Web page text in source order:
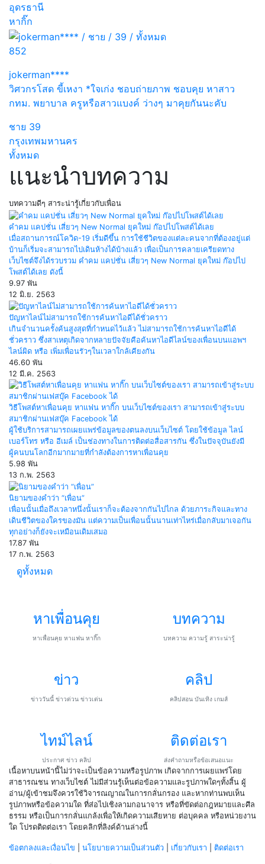
อุดรธานี
หากิ๊ก
852
jokerman****
วิศวกรโสด ขี้เหงา *ใจเก่ง ชอบถ่ายภาพ ชอบคุย หาสาว
กทม. พยาบาล ครูหรือสาวแบงค์ ว่างๆ มาคุยกันนะคับ
ชาย 39
กรุงเทพมหานคร
ทั้งหมด
แนะนำบทความ
บทความดีๆ สาระน่ารู้เกี่ยวกับเพื่อน
คำคม แคปชั่น เสี่ยวๆ New Normal ยุคใหม่ ก๊อปไปโพสต์ได้เลย
เมื่อสถานการณ์โควิด-19 เริ่มดีขึ้น การใช้ชีวิตของแต่ละคนจากที่ต้องอยู่แต่
บ้านก็เริ่มจะสามารถไปเดินห้างได้บ้างแล้ว เพื่อเป็นการคลายเครียดทาง
เว็บไซต์จึงได้รวบรวม คำคม แคปชั่น เสี่ยวๆ New Normal ยุคใหม่ ก๊อปไป
โพสต์ได้เลย ดังนี้
9.97 พัน
12 มิ.ย. 2563
ปัญหาไลน์ไม่สามารถใช้การค้นหาไอดีได้ชั่วคราว
เกินจำนวนครั้งค้นสูงสุดที่กำหนดไว้แล้ว ไม่สามารถใช้การค้นหาไอดีได้
ชั่วคราว ซึ่งสาเหตุเกิดจากหลายปัจจัยคือค้นหาไอดีไลน์ของเพื่อนบนแอพฯ
ไลน์ผิด หรือ เพิ่มเพื่อนรัวๆในเวลาใกล้เคียงกัน
46.60 พัน
12 มี.ค. 2563
วิธีโพสต์หาเพื่อนคุย หาแฟน หากิ๊ก บนเว็บไซต์ของเรา สามารถเข้าสู่ระบบ
สมาชิกผ่านเฟสบุ๊ค Facebook ได้
ผู้ใช้บริการสามารถเผยแพร่ข้อมูลของตนลงบนเว็บไซต์ โดยใช้ข้อมูล ไลน์
เบอร์โทร หรือ อีเมล์ เป็นช่องทางในการติดต่อสื่อสารกัน ซึ่งในปัจจุบันยังมี
ผู้คนบนโลกอีกมากมายที่กำลังต้องการหาเพื่อนคุย
5.98 พัน
13 ก.พ. 2563
นิยามของคำว่า “เพื่อน”
เพื่อนนั้นเมื่อถึงเวลาหนึ่งนั้นเราก็จะต้องจากกันไปไกล ด้วยภาระกิจและทาง
เดินชีวิตของใครของมัน แต่ความเป็นเพื่อนนั้นนานเท่าไหร่เมื่อกลับมาเจอกัน
ทุกอย่างก็ยังจะเหมือนเดิมเสมอ
17.87 พัน
17 ก.พ. 2563
ดูทั้งหมด
หาเพื่อนคุย
หาเพื่อนคุย หาแฟน หากิ๊ก
บทความ
บทความ ความรู้ สาระน่ารู้
ข่าว
ข่าววันนี้ ข่าวด่วน ข่าวเด่น
คลิป
คลิปสอน บันเทิง เกมส์
ไทม์ไลน์
ประกาศ ข่าว คลิป
ติดต่อเรา
ส่งคำถามหรือข้อเสนอแนะ
เนื้อหาบนหน้านี้ไม่ว่าจะเป็นข้อความหรือรูปภาพ เกิดจากการเผยแพร่โดย
สาธารณชน ทางเว็บไซต์ ไม่มีส่วนรู้เห็นต่อข้อความและรูปภาพใดๆทั้งสิ้น ผู้
อ่าน/ผู้เข้าชมจึงควรใช้วิจารณญาณในการกลั่นกรอง และหากท่านพบเห็น
รูปภาพหรือข้อความใด ที่ส่อไปเชิงลามกอนาจาร หรือที่ขัดต่อกฎหมายและศีล
ธรรม หรือเป็นการกลั่นแกล้งเพื่อให้เกิดความเสียหาย ต่อบุคคล หรือหน่วยงาน
ใด โปรดติดต่อเรา โดยคลิกที่ลิงค์ด้านล่างนี้
ข้อตกลงและเงื่อนไข นโยบายความเป็นส่วนตัว เกี่ยวกับเรา ติดต่อเรา